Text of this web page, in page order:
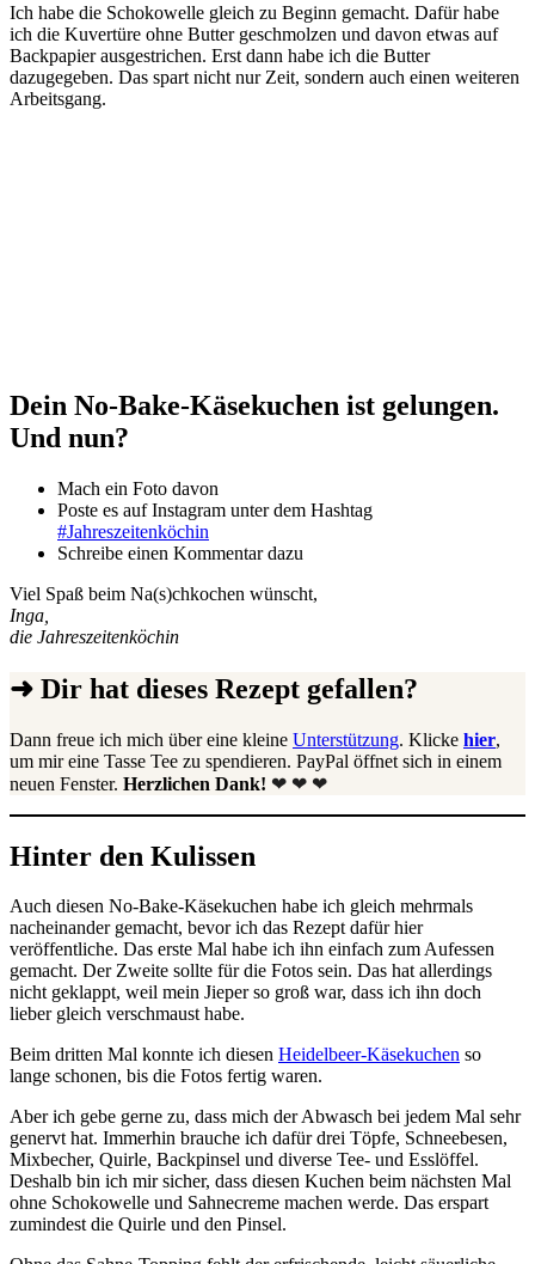
Ich habe die Schokowelle gleich zu Beginn gemacht. Dafür habe
ich die Kuvertüre ohne Butter geschmolzen und davon etwas auf
Backpapier ausgestrichen. Erst dann habe ich die Butter
dazugegeben. Das spart nicht nur Zeit, sondern auch einen weiteren
Arbeitsgang.
Dein No-Bake-Käsekuchen ist gelungen.
Und nun?
Mach ein Foto davon
Poste es auf Instagram unter dem Hashtag
#Jahreszeitenköchin
Schreibe einen Kommentar dazu
Viel Spaß beim Na(s)chkochen wünscht,
Inga,
die Jahreszeitenköchin
➜ Dir hat dieses Rezept gefallen?
Dann freue ich mich über eine kleine Unterstützung. Klicke hier,
um mir eine Tasse Tee zu spendieren. PayPal öffnet sich in einem
neuen Fenster. Herzlichen Dank! ❤ ❤ ❤
Hinter den Kulissen
Auch diesen No-Bake-Käsekuchen habe ich gleich mehrmals
nacheinander gemacht, bevor ich das Rezept dafür hier
veröffentliche. Das erste Mal habe ich ihn einfach zum Aufessen
gemacht. Der Zweite sollte für die Fotos sein. Das hat allerdings
nicht geklappt, weil mein Jieper so groß war, dass ich ihn doch
lieber gleich verschmaust habe.
Beim dritten Mal konnte ich diesen Heidelbeer-Käsekuchen so
lange schonen, bis die Fotos fertig waren.
Aber ich gebe gerne zu, dass mich der Abwasch bei jedem Mal sehr
genervt hat. Immerhin brauche ich dafür drei Töpfe, Schneebesen,
Mixbecher, Quirle, Backpinsel und diverse Tee- und Esslöffel.
Deshalb bin ich mir sicher, dass diesen Kuchen beim nächsten Mal
ohne Schokowelle und Sahnecreme machen werde. Das erspart
zumindest die Quirle und den Pinsel.